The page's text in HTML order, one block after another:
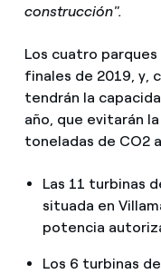
construcción".
Los cuatro
finales de 2019, y,
tendrán la
año, que evitarán
toneladas de CO2
Las 11 turbinas
situada en
potencia
Los 6 turbinas